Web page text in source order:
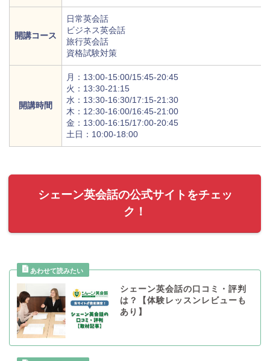
開講コース
日常英会話
ビジネス英会話
旅行英会話
資格試験対策
開講時間
月：13:00-15:00/15:45-20:45
火：13:30-21:15
水：13:30-16:30/17:15-21:30
木：12:30-16:00/16:45-21:00
金：13:00-16:15/17:00-20:45
土日：10:00-18:00
シェーン英会話の公式サイトをチェッ
ク！
シェーン英会話の口コミ・評判
は？【体験レッスンレビューも
あり】